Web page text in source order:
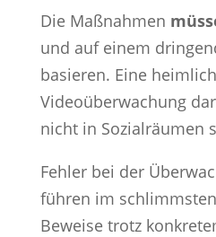
Die Maßnahmen
und auf einem
basieren. Eine
Videoüberwachung
nicht in Sozialräumen
Fehler bei der
führen im
Beweise trotz